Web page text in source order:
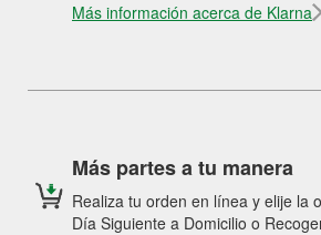
Más información acerca de Klarna
Más partes a tu manera
Realiza tu orden en línea y elije la
Día Siguiente a Domicilio o